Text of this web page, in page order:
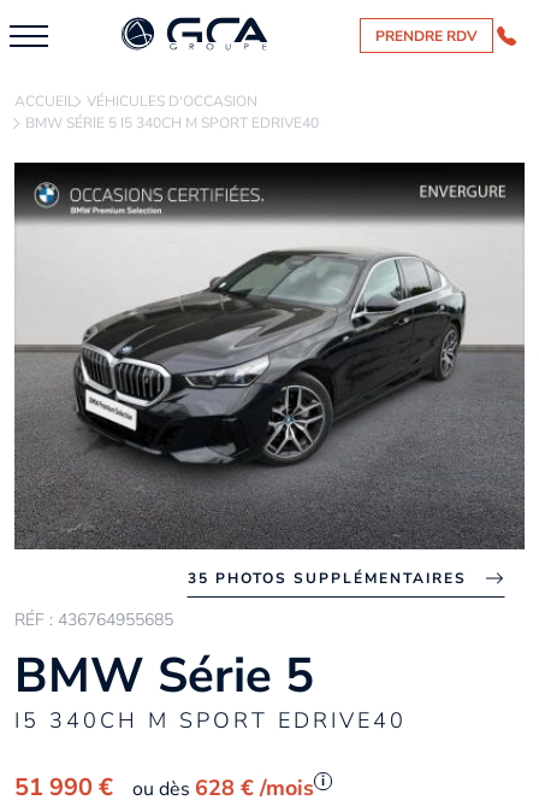
PRENDRE RDV
ACCUEIL VÉHICULES D'OCCASION
BMW SÉRIE 5 I5 340CH M SPORT EDRIVE40
35 PHOTOS SUPPLÉMENTAIRES
RÉF : 436764955685
BMW Série 5
I5 340CH M SPORT EDRIVE40
51 990 € ou dès 628 € /mois i